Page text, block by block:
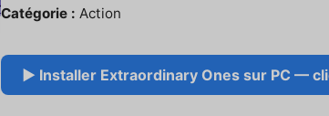
Catégorie : Action
▶ Installer Extraordinary Ones sur PC —